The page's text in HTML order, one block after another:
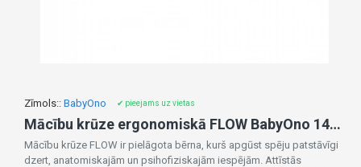
Zīmols:: BabyOno ✔ pieejams uz vietas
Mācību krūze ergonomiskā FLOW BabyOno 1463/09 beige
Mācību krūze FLOW ir pielāgota bērna, kurš apgūst spēju patstāvīgi
dzert, anatomiskajām un psihofiziskajām iespējām. Attīstās